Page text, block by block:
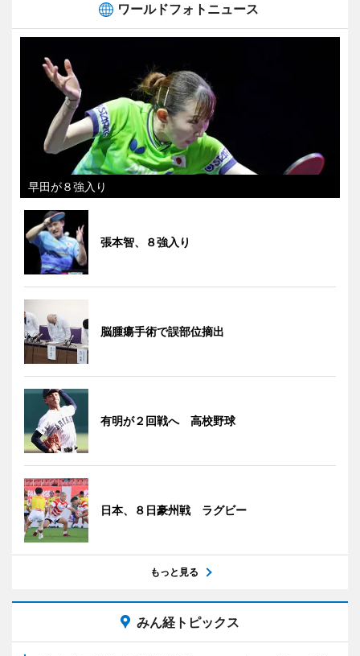
ワールドフォトニュース
早田が８強入り
張本智、８強入り
脳腫瘍手術で誤部位摘出
有明が２回戦へ 高校野球
日本、８日豪州戦 ラグビー
もっと見る
みん経トピックス